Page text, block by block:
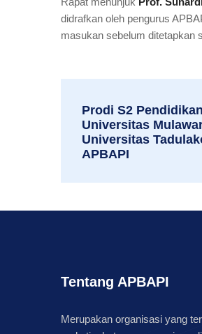
didrafkan oleh pengurus
masukan sebelum ditetapkan
Prodi S2
Universitas
Universitas
APBAPI
Tentang APBAPI
Merupakan organisasi yang